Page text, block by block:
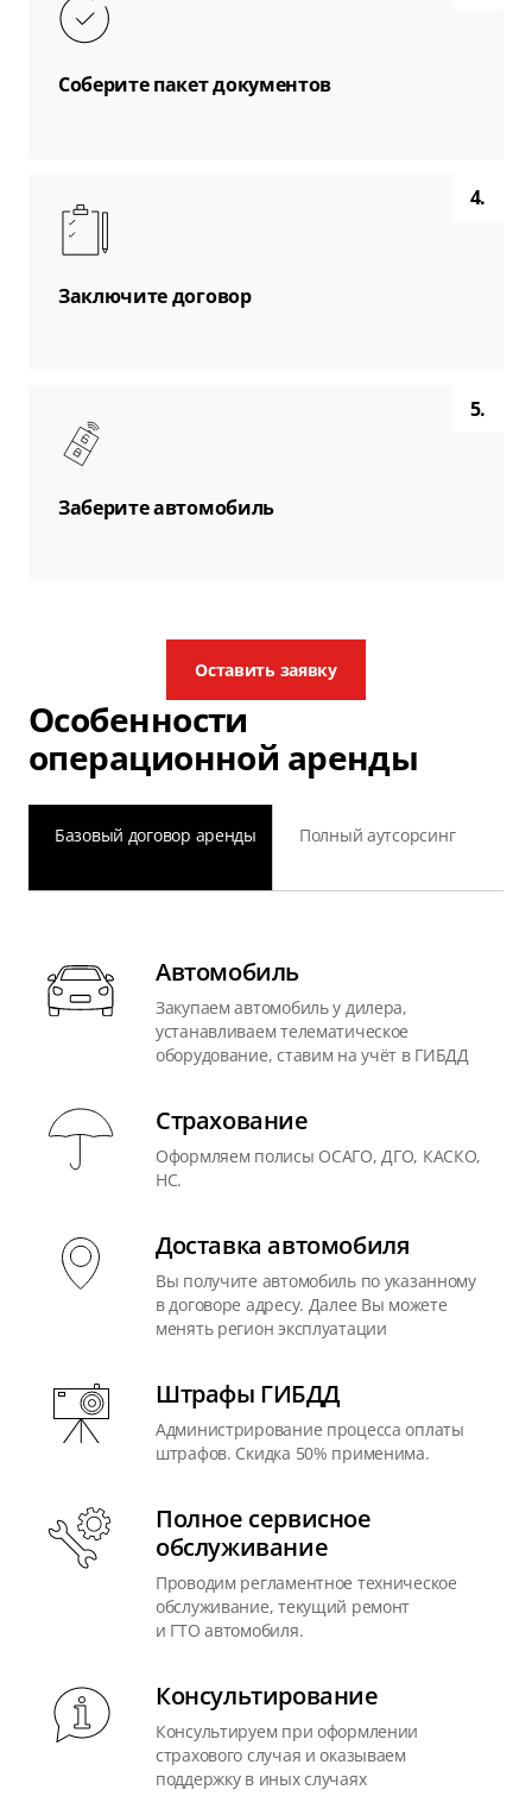
Соберите пакет документов
4.
Заключите договор
5.
Заберите автомобиль
Оставить заявку
Особенности
операционной аренды
Базовый договор аренды Полный аутсорсинг
Автомобиль
Закупаем автомобиль у дилера,
устанавливаем телематическое
оборудование, ставим на учёт в ГИБДД
Страхование
Оформляем полисы ОСАГО, ДГО, КАСКО,
НС.
Доставка автомобиля
Вы получите автомобиль по указанному
в договоре адресу. Далее Вы можете
менять регион эксплуатации
Штрафы ГИБДД
Администрирование процесса оплаты
штрафов. Скидка 50% применима.
Полное сервисное
обслуживание
Проводим регламентное техническое
обслуживание, текущий ремонт
и ГТО автомобиля.
Консультирование
Консультируем при оформлении
страхового случая и оказываем
поддержку в иных случаях